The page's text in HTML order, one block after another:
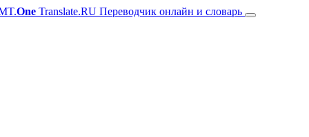
One Translate.RU Переводчик онлайн и словарь